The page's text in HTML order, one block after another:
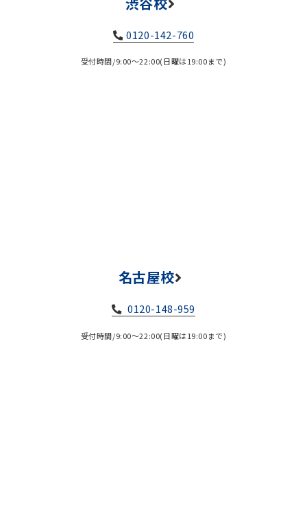
0120-142-760
受付時間/9:00～22:00(日曜は19:00まで)
名古屋校
0120-148-959
受付時間/9:00～22:00(日曜は19:00まで)